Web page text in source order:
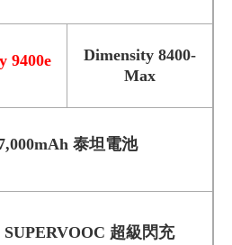
9400e
Dimensity 8400-
Max
泰坦電池
SUPERVOOC 超級閃充